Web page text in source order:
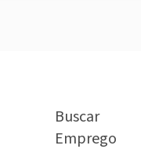
Buscar
Emprego